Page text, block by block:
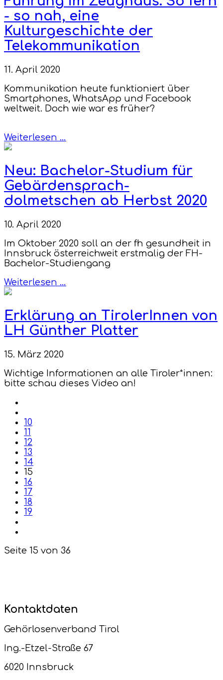
- so nah, eine
Kulturgeschichte der
Telekommunikation
11. April 2020
Kommunikation heute funktioniert über
Smartphones, WhatsApp und Facebook
weltweit. Doch wie war es früher?
Weiterlesen …
Neu: Bachelor-Studium für
Gebärdensprach-
dolmetschen ab Herbst 2020
10. April 2020
Im Oktober 2020 soll an der fh gesundheit in
Innsbruck österreichweit erstmalig der FH-
Bachelor-Studiengang
Weiterlesen …
Erklärung an TirolerInnen von
LH Günther Platter
15. März 2020
Wichtige Informationen an alle Tiroler*innen:
bitte schau dieses Video an!
10
11
12
13
14
15
16
17
18
19
Seite 15 von 36
Kontaktdaten
Gehörlosenverband Tirol
Ing.-Etzel-Straße 67
6020 Innsbruck